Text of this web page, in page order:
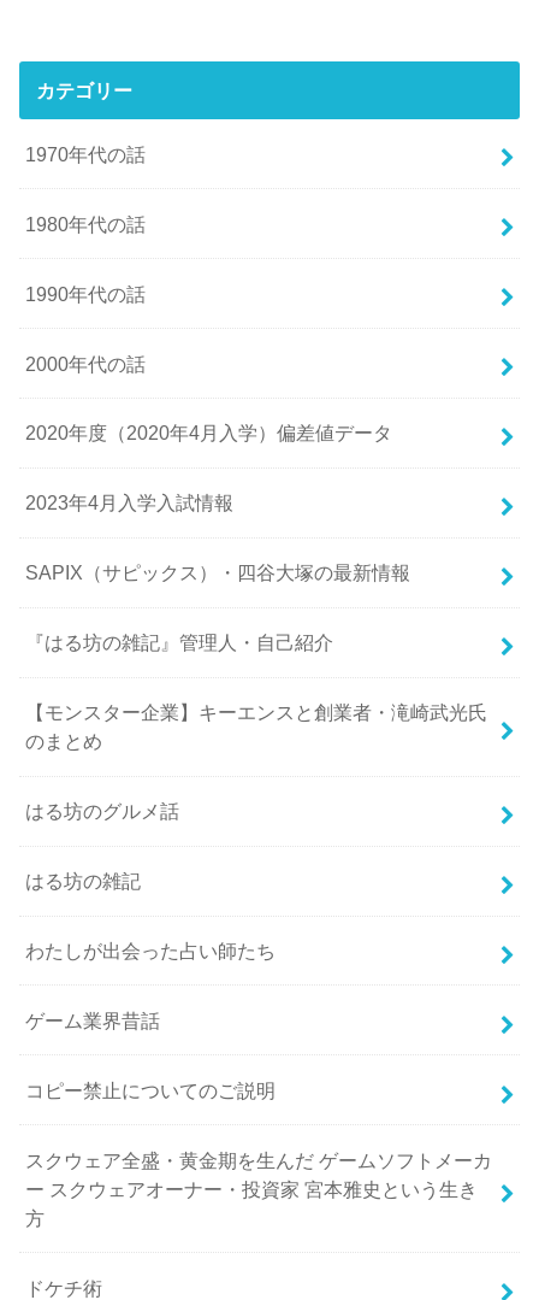
カテゴリー
1970年代の話
1980年代の話
1990年代の話
2000年代の話
2020年度（2020年4月入学）偏差値データ
2023年4月入学入試情報
SAPIX（サピックス）・四谷大塚の最新情報
『はる坊の雑記』管理人・自己紹介
【モンスター企業】キーエンスと創業者・滝崎武光氏
のまとめ
はる坊のグルメ話
はる坊の雑記
わたしが出会った占い師たち
ゲーム業界昔話
コピー禁止についてのご説明
スクウェア全盛・黄金期を生んだ ゲームソフトメーカ
ー スクウェアオーナー・投資家 宮本雅史という生き
方
ドケチ術